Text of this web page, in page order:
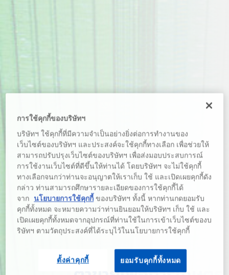
การใช้คุกกี้ของบริษัทฯ
บริษัทฯ ใช้คุกกี้ที่มีความจำเป็นอย่างยิ่งต่อการทำงานของ
เว็บไซต์ของบริษัทฯ และประสงค์จะใช้คุกกี้ทางเลือก เพื่อช่วยให้
สามารถปรับปรุงเว็บไซต์ของบริษัทฯ เพื่อส่งมอบประสบการณ์
การใช้งานเว็บไซต์ที่ดีขึ้นให้ท่านได้ โดยบริษัทฯ จะไม่ใช้คุกกี้
ทางเลือกจนกว่าท่านจะอนุญาตให้เราเก็บ ใช้ และเปิดเผยคุกกี้ดัง
กล่าว ท่านสามารถศึกษารายละเอียดของการใช้คุกกี้ได้
จาก
นโยบายการใช้คุกกี้ ของบริษัทฯ ทั้งนี้ หากท่านกดยอมรับ
คุกกี้ทั้งหมด จะหมายความว่าท่านยินยอมให้บริษัทฯ เก็บ ใช้ และ
เปิดเผยคุกกี้ทั้งหมดจากอุปกรณ์ที่ท่านใช้ในการเข้าเว็บไซต์ของบ
ริษัทฯ ตามวัตถุประสงค์ที่ได้ระบุไว้ในนโยบายการใช้คุกกี้
ยอมรับคุกกี้ทั้งหมด
ตั้งค่าคุกกี้